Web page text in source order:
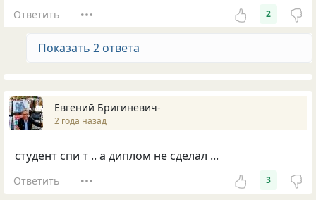
Ответить 2
Показать 2 ответа
Евгений Бригиневич-
2 года назад
студент спи т .. а диплом не сделал ...
Ответить 3